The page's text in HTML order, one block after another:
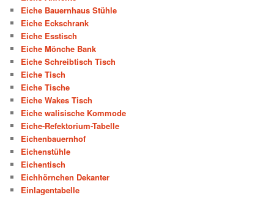
Eiche Bauernhaus Stühle
Eiche Eckschrank
Eiche Esstisch
Eiche Mönche Bank
Eiche Schreibtisch Tisch
Eiche Tisch
Eiche Tische
Eiche Wakes Tisch
Eiche walisische Kommode
Eiche-Refektorium-Tabelle
Eichenbauernhof
Eichenstühle
Eichentisch
Eichhörnchen Dekanter
Einlagentabelle